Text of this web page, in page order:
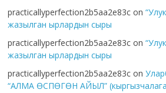
practicallyperfection2b5aa2e83c on
жазылган ырлардын сыры
practicallyperfection2b5aa2e83c on
жазылган ырлардын сыры
practicallyperfection2b5aa2e83c on
“АЛМА ӨСПӨГӨН АЙЫЛ”